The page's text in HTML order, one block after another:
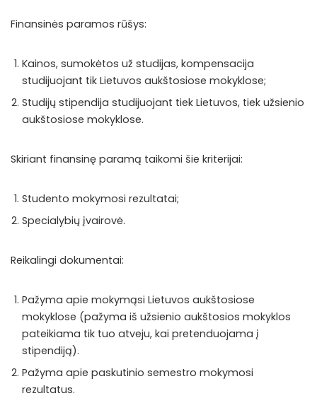
Finansinės paramos rūšys:
Kainos, sumokėtos už studijas, kompensacija
studijuojant tik Lietuvos aukštosiose mokyklose;
Studijų stipendija studijuojant tiek Lietuvos, tiek užsienio
aukštosiose mokyklose.
Skiriant finansinę paramą taikomi šie kriterijai:
Studento mokymosi rezultatai;
Specialybių įvairovė.
Reikalingi dokumentai:
Pažyma apie mokymąsi Lietuvos aukštosiose
mokyklose (pažyma iš užsienio aukštosios mokyklos
pateikiama tik tuo atveju, kai pretenduojama į
stipendiją).
Pažyma apie paskutinio semestro mokymosi
rezultatus.